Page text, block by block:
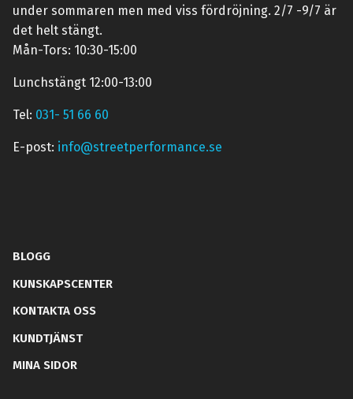
under sommaren men med viss fördröjning. 2/7 -9/7 är
det helt stängt.
Mån-Tors: 10:30-15:00
Lunchstängt 12:00-13:00
Tel: 031- 51 66 60
E-post: info@streetperformance.se
BLOGG
KUNSKAPSCENTER
KONTAKTA OSS
KUNDTJÄNST
MINA SIDOR